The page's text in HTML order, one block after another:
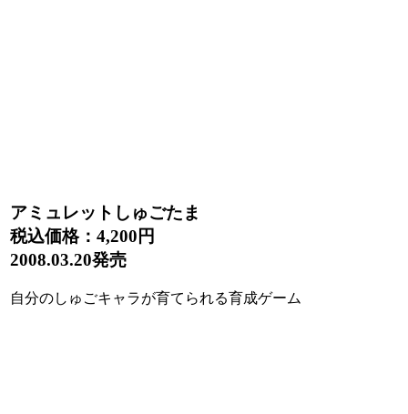
アミュレットしゅごたま
税込価格： 4,200円
2008.03.20発売
自分のしゅごキャラが育てられる育成ゲーム